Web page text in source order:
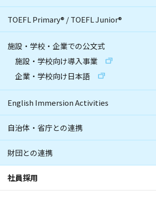
TOEFL Primary® /TOEFL Junior®
施設・学校・企業での公文式
施設・学校向け導入事業
企業・学校向け日本語
English Immersion Activities
自治体・省庁との連携
財団との連携
社員採用